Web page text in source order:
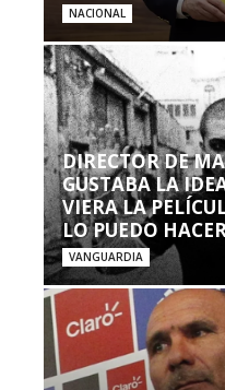
NACIONAL
DIRECTOR DE
GUSTABA LA
VIERA LA
LO PUEDO
VANGUARDIA